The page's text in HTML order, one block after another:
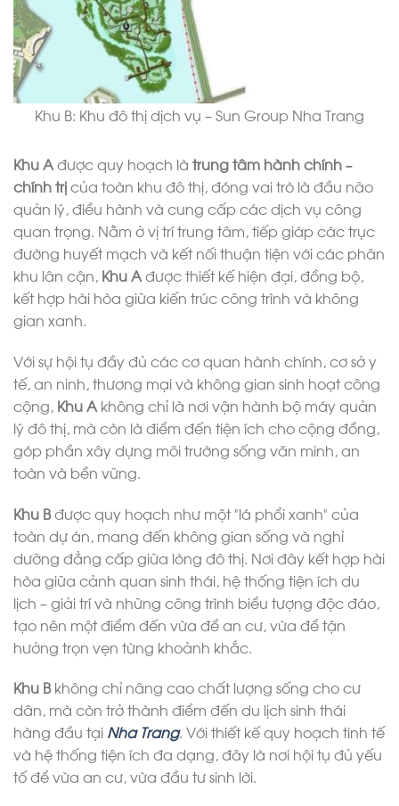
Khu B: Khu đô thị dịch vụ – Sun Group Nha Trang
Khu Ađược quy hoạch là trung tâm hành chính –
chính trịcủa toàn khu đô thị, đóng vai trò là đầu não
quản lý, điều hành và cung cấp các dịch vụ công
quan trọng. Nằm ở vị trí trung tâm, tiếp giáp các trục
đường huyết mạch và kết nối thuận tiện với các phân
khu lân cận, Khu Ađược thiết kế hiện đại, đồng bộ,
kết hợp hài hòa giữa kiến trúc công trình và không
gian xanh.
Với sự hội tụ đầy đủ các cơ quan hành chính, cơ sở y
tế, an ninh, thương mại và không gian sinh hoạt công
cộng, Khu A không chỉ là nơi vận hành bộ máy quản
lý đô thị, mà còn là điểm đến tiện ích cho cộng đồng,
góp phần xây dựng môi trường sống văn minh, an
toàn và bền vững.
Khu Bđược quy hoạch như một “lá phổi xanh” của
toàn dự án, mang đến không gian sống và nghỉ
dưỡng đẳng cấp giữa lòng đô thị. Nơi đây kết hợp hài
hòa giữa cảnh quan sinh thái, hệ thống tiện ích du
lịch – giải trí và những công trình biểu tượng độc đáo,
tạo nên một điểm đến vừa để an cư, vừa để tận
hưởng trọn vẹn từng khoảnh khắc.
Khu Bkhông chỉ nâng cao chất lượng sống cho cư
dân, mà còn trở thành điểm đến du lịch sinh thái
hàng đầu tại Nha Trang. Với thiết kế quy hoạch tinh tế
và hệ thống tiện ích đa dạng, đây là nơi hội tụ đủ yếu
tố để vừa an cư, vừa đầu tư sinh lời.